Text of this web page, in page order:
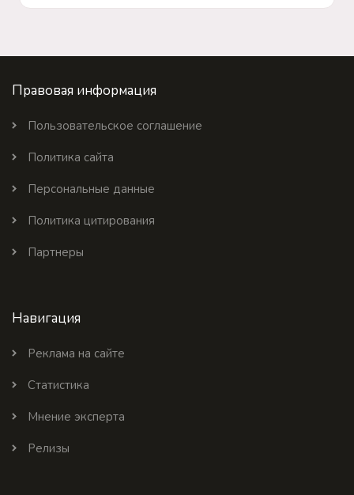
Правовая информация
Пользовательское соглашение
Политика сайта
Персональные данные
Политика цитирования
Партнеры
Навигация
Реклама на сайте
Статистика
Мнение эксперта
Релизы